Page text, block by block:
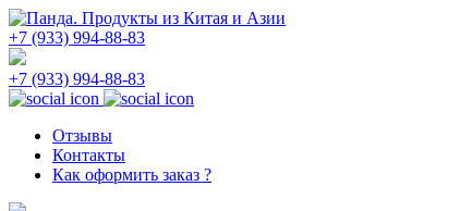
+7 (933) 994-88-83
+7 (933) 994-88-83
Отзывы
Контакты
Как оформить заказ ?